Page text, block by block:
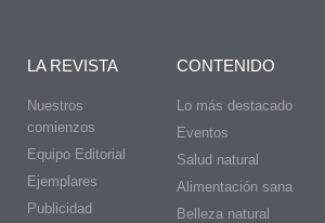
LA REVISTA
Nuestros
comienzos
Equipo Editorial
Ejemplares
Publicidad
CONTENIDO
Lo más destacado
Eventos
Salud natural
Alimentación sana
Belleza natural